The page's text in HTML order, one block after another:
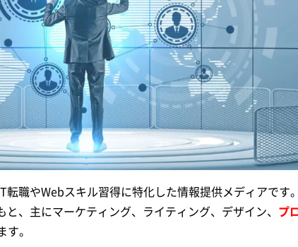
職やWebスキル習得に特化した情報提供メディアです。
、主にマーケティング、ライティング、デザイン、 プ
す。